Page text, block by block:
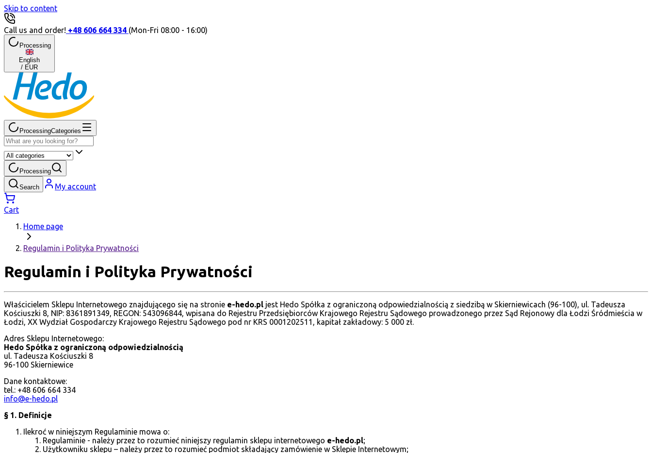
Skip to content
Call us and order! +48 606 664 334 (Mon-Fri 08:00 - 16:00)
Processing
English
/ EUR
ProcessingCategories
Processing
Search My account
Cart
Home page
Regulamin i Polityka Prywatności
Regulamin i Polityka Prywatności
Właścicielem Sklepu Internetowego znajdującego się na stronie e-hedo.pl jest Hedo Spółka z ograniczoną odpowiedzialnością z siedzibą w Skierniewicach (96-100), ul. Tadeusza
Kościuszki 8, NIP: 8361891349, REGON: 543096844, wpisana do Rejestru Przedsiębiorców Krajowego Rejestru Sądowego prowadzonego przez Sąd Rejonowy dla Łodzi Śródmieścia w
Łodzi, XX Wydział Gospodarczy Krajowego Rejestru Sądowego pod nr KRS 0001202511, kapitał zakładowy: 5 000 zł.
Adres Sklepu Internetowego:
Hedo Spółka z ograniczoną odpowiedzialnością
ul. Tadeusza Kościuszki 8
96-100 Skierniewice
Dane kontaktowe:
tel.: +48 606 664 334
info@e-hedo.pl
§ 1. Definicje
Ilekroć w niniejszym Regulaminie mowa o:
Regulaminie - należy przez to rozumieć niniejszy regulamin sklepu internetowego e-hedo.pl;
Użytkowniku sklepu – należy przez to rozumieć podmiot składający zamówienie w Sklepie Internetowym;